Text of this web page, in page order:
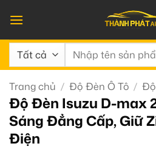
qua
nội
dung
Tìm
Trang chủ / Độ Đèn Ô Tô /
Độ Đèn Isuzu D-max
Sáng Đẳng Cấp, Giữ
Điện